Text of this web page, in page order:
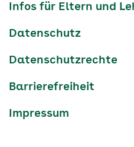
Infos für Eltern und
Datenschutz
Datenschutzrechte
Barrierefreiheit
Impressum